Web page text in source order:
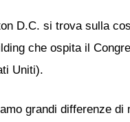
D.C. si trova sulla
che ospita il
Uniti).
grandi differenze